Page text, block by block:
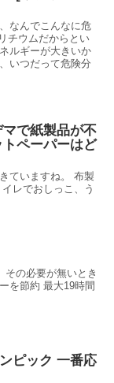
なんでこんなに危
チウムだからとい
ルギーが大きいか
いつだって危険分
で紙製品が不
ペーパーはど
ていますね。 布製
レでおしっこ、う
その必要が無いとき
を節約 最大19時間
ピック 一番応